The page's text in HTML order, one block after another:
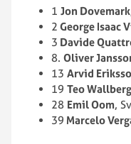
1 Jon Dovemark
2 George Isaac
3 Davide
8. Oliver
13 Arvid
19 Teo Wallberg
28 Emil Oom,
39 Marcelo